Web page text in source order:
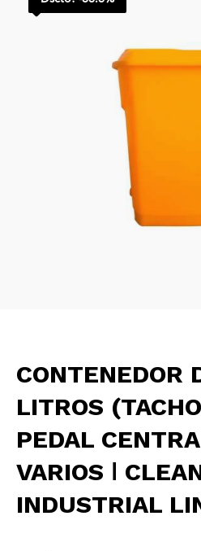
CONTENEDOR
LITROS
PEDAL
VARIOS ǀ
INDUSTRIAL